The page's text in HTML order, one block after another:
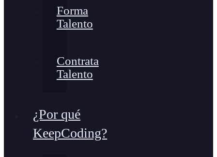
Forma
Talento
Contrata
Talento
¿Por qué
KeepCoding?